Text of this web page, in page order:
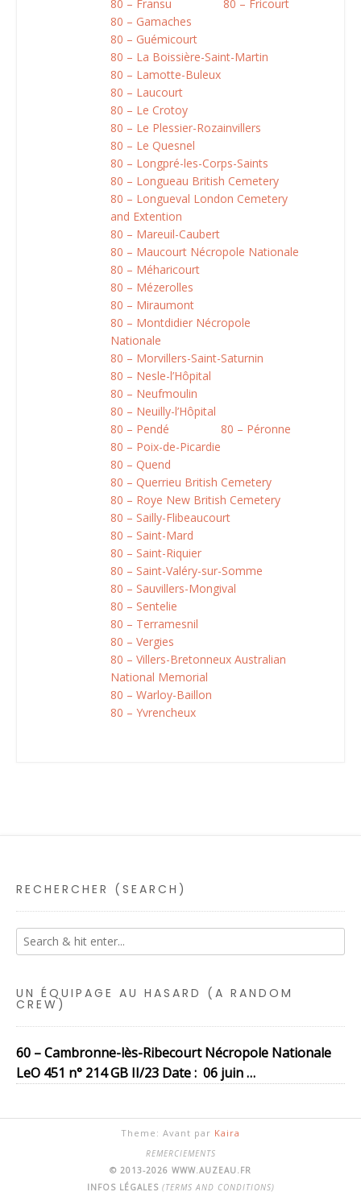
80 – Fransu
80 – Fricourt
80 – Gamaches
80 – Guémicourt
80 – La Boissière-Saint-Martin
80 – Lamotte-Buleux
80 – Laucourt
80 – Le Crotoy
80 – Le Plessier-Rozainvillers
80 – Le Quesnel
80 – Longpré-les-Corps-Saints
80 – Longueau British Cemetery
80 – Longueval London Cemetery
and Extention
80 – Mareuil-Caubert
80 – Maucourt Nécropole Nationale
80 – Méharicourt
80 – Mézerolles
80 – Miraumont
80 – Montdidier Nécropole
Nationale
80 – Morvillers-Saint-Saturnin
80 – Nesle-l’Hôpital
80 – Neufmoulin
80 – Neuilly-l’Hôpital
80 – Pendé
80 – Péronne
80 – Poix-de-Picardie
80 – Quend
80 – Querrieu British Cemetery
80 – Roye New British Cemetery
80 – Sailly-Flibeaucourt
80 – Saint-Mard
80 – Saint-Riquier
80 – Saint-Valéry-sur-Somme
80 – Sauvillers-Mongival
80 – Sentelie
80 – Terramesnil
80 – Vergies
80 – Villers-Bretonneux Australian
National Memorial
80 – Warloy-Baillon
80 – Yvrencheux
RECHERCHER (SEARCH)
UN ÉQUIPAGE AU HASARD (A RANDOM
CREW)
60 – Cambronne-lès-Ribecourt Nécropole Nationale
LeO 451 n° 214 GB II/23 Date : 06 juin …
Theme: Avant par Kaira
REMERCIEMENTS
© 2013-2026 WWW.AUZEAU.FR
INFOS LÉGALES (TERMS AND CONDITIONS)